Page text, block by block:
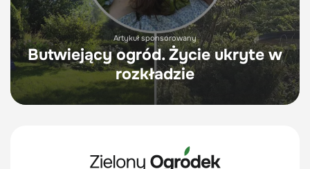
Artykuł sponsorowany
Butwiejący ogród. Życie ukryte w
rozkładzie